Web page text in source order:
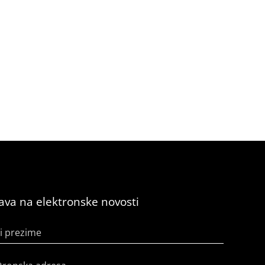
na elektronske novosti
prezime